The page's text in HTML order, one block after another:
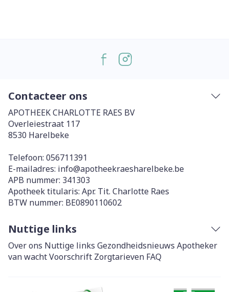
Contacteer ons
APOTHEEK CHARLOTTE RAES BV
Overleiestraat 117
8530 Harelbeke
Telefoon: 056711391
E-mailadres: info@apotheekraesharelbeke.be
APB nummer: 341303
Apotheek titularis: Apr. Tit. Charlotte Raes
BTW nummer: BE0890110602
Nuttige links
Over ons Nuttige links Gezondheidsnieuws Apotheker
van wachtVoorschrift Zorgtarieven FAQ